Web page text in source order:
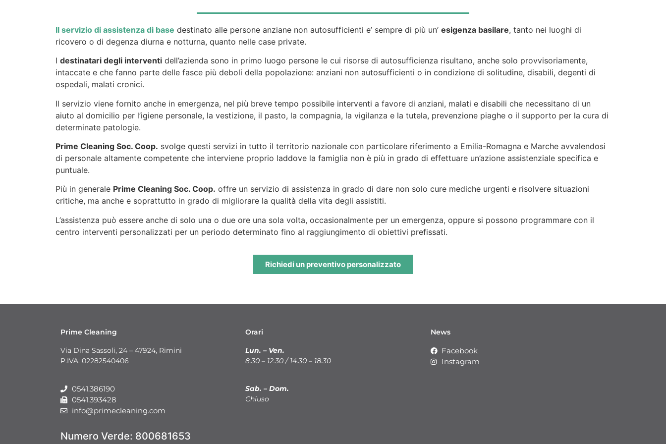
Il servizio di assistenza di base destinato alle persone anziane non autosufficienti e’ sempre di più un’ esigenza basilare, tanto nei luoghi di
ricovero o di degenza diurna e notturna, quanto nelle case private.
I destinatari degli interventi dell’azienda sono in primo luogo persone le cui risorse di autosufficienza risultano, anche solo provvisoriamente,
intaccate e che fanno parte delle fasce più deboli della popolazione: anziani non autosufficienti o in condizione di solitudine, disabili, degenti di
ospedali, malati cronici.
Il servizio viene fornito anche in emergenza, nel più breve tempo possibile interventi a favore di anziani, malati e disabili che necessitano di un
aiuto al domicilio per l’igiene personale, la vestizione, il pasto, la compagnia, la vigilanza e la tutela, prevenzione piaghe o il supporto per la cura di
determinate patologie.
Prime Cleaning Soc. Coop. svolge questi servizi in tutto il territorio nazionale con particolare riferimento a Emilia-Romagna e Marche avvalendosi
di personale altamente competente che interviene proprio laddove la famiglia non è più in grado di effettuare un’azione assistenziale specifica e
puntuale.
Più in generale Prime Cleaning Soc. Coop. offre un servizio di assistenza in grado di dare non solo cure mediche urgenti e risolvere situazioni
critiche, ma anche e soprattutto in grado di migliorare la qualità della vita degli assistiti.
L’assistenza può essere anche di solo una o due ore una sola volta, occasionalmente per un emergenza, oppure si possono programmare con il
centro interventi personalizzati per un periodo determinato fino al raggiungimento di obiettivi prefissati.
Richiedi un preventivo personalizzato
Prime Cleaning
Via Dina Sassoli, 24 – 47924, Rimini
P.IVA: 02282540406
0541.386190
0541.393428
info@primecleaning.com
Numero Verde: 800681653
Orari
Lun. – Ven.
8.30 – 12.30 / 14.30 – 18.30
Sab. – Dom.
Chiuso
News
Facebook
Instagram